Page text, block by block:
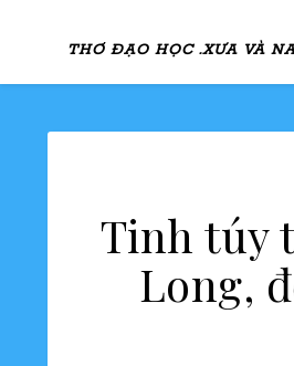
THƠ ĐẠO HỌC .XƯA VÀ
Tinh túy
Long,